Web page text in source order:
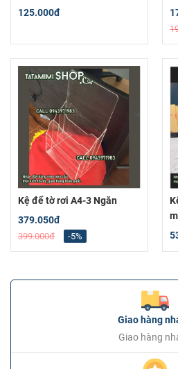
125.000đ
Kệ để tờ rơi A4-3 Ngăn
379.050đ
399.000đ -5%
Giao hàng
Giao hàng